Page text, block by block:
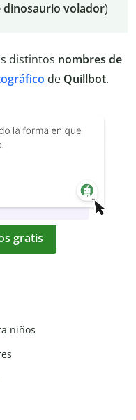
dinosaurio volador)
distintos nombres de
de Quillbot.
gratis
niños